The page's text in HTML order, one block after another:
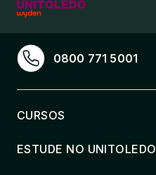
0800 771 5001
CURSOS
ESTUDE NO UNITOLEDO